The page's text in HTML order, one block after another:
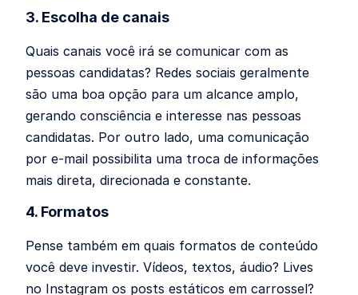
3. Escolha de canais
Quais canais você irá se comunicar com as
pessoas candidatas? Redes sociais geralmente
são uma boa opção para um alcance amplo,
gerando consciência e interesse nas pessoas
candidatas. Por outro lado, uma comunicação
por e-mail possibilita uma troca de informações
mais direta, direcionada e constante.
4. Formatos
Pense também em quais formatos de conteúdo
você deve investir. Vídeos, textos, áudio? Lives
no Instagram os posts estáticos em carrossel?